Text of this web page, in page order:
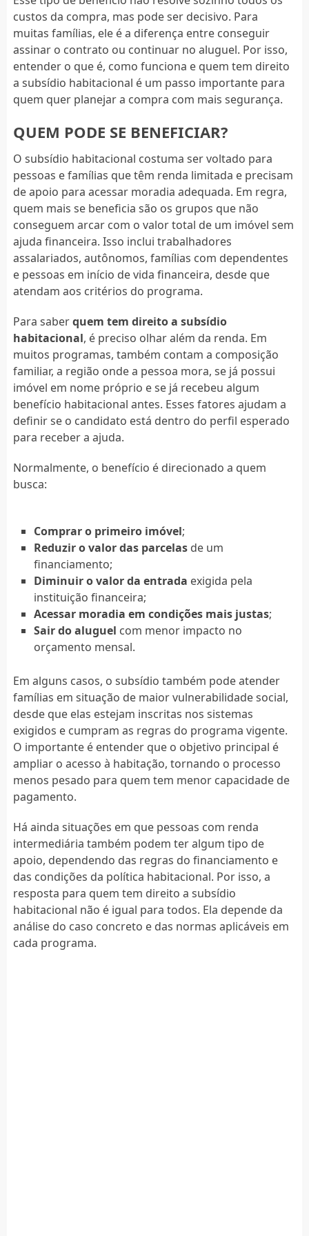
custos da compra, mas pode ser decisivo. Para
muitas famílias, ele é a diferença entre conseguir
assinar o contrato ou continuar no aluguel. Por isso,
entender o que é, como funciona e quem tem direito
a subsídio habitacional é um passo importante para
quem quer planejar a compra com mais segurança.
QUEM PODE SE BENEFICIAR?
O subsídio habitacional costuma ser voltado para
pessoas e famílias que têm renda limitada e precisam
de apoio para acessar moradia adequada. Em regra,
quem mais se beneficia são os grupos que não
conseguem arcar com o valor total de um imóvel sem
ajuda financeira. Isso inclui trabalhadores
assalariados, autônomos, famílias com dependentes
e pessoas em início de vida financeira, desde que
atendam aos critérios do programa.
Para saberquem tem direito a subsídio
habitacional, é preciso olhar além da renda. Em
muitos programas, também contam a composição
familiar, a região onde a pessoa mora, se já possui
imóvel em nome próprio e se já recebeu algum
benefício habitacional antes. Esses fatores ajudam a
definir se o candidato está dentro do perfil esperado
para receber a ajuda.
Normalmente, o benefício é direcionado a quem
busca:
Comprar o primeiro imóvel;
Reduzir o valor das parcelasde um
financiamento;
Diminuir o valor da entrada exigida pela
instituição financeira;
Acessar moradia em condições mais justas;
Sair do aluguel com menor impacto no
orçamento mensal.
Em alguns casos, o subsídio também pode atender
famílias em situação de maior vulnerabilidade social,
desde que elas estejam inscritas nos sistemas
exigidos e cumpram as regras do programa vigente.
O importante é entender que o objetivo principal é
ampliar o acesso à habitação, tornando o processo
menos pesado para quem tem menor capacidade de
pagamento.
Há ainda situações em que pessoas com renda
intermediária também podem ter algum tipo de
apoio, dependendo das regras do financiamento e
das condições da política habitacional. Por isso, a
resposta para quem tem direito a subsídio
habitacional não é igual para todos. Ela depende da
análise do caso concreto e das normas aplicáveis em
cada programa.